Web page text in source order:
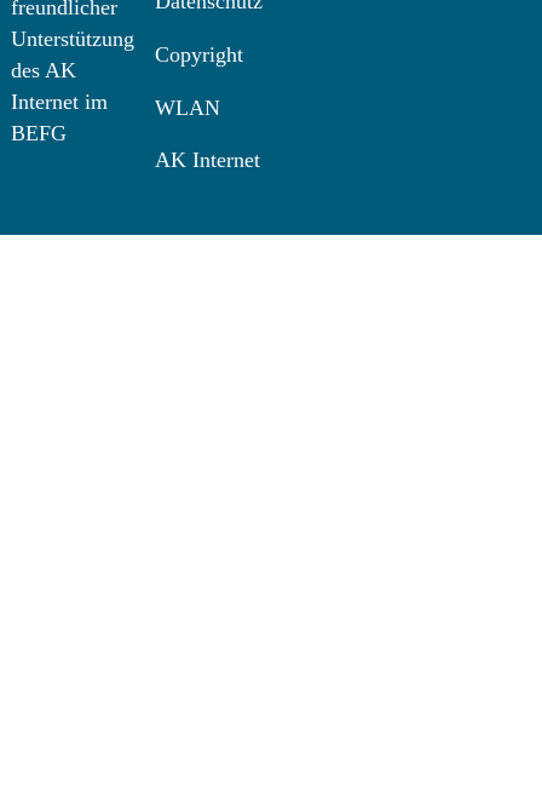
freundlicher
Unterstützung
des AK
Internet im
BEFG
Copyright
WLAN
AK Internet